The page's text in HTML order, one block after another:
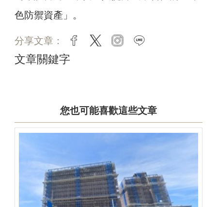
色防禦資產」。
分享文章： facebook
twitter instagram
文章關鍵字
您也可能喜歡這些文章